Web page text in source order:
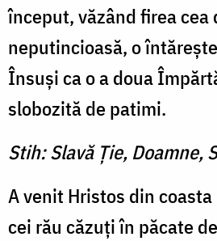
început, văzând firea cea
neputincioasă, o
Însuşi ca o a doua
slobozită de patimi.
Stih: Slavă Ţie, Doamne,
A venit Hristos din
cei rău căzuţi în păcate